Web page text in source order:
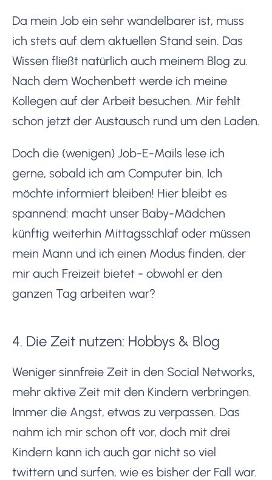
Da mein Job ein sehr wandelbarer ist, muss
ich stets auf dem aktuellen Stand sein. Das
Wissen fließt natürlich auch meinem Blog zu.
Nach dem Wochenbett werde ich meine
Kollegen auf der Arbeit besuchen. Mir fehlt
schon jetzt der Austausch rund um den Laden.
Doch die (wenigen) Job-E-Mails lese ich
gerne, sobald ich am Computer bin. Ich
möchte informiert bleiben! Hier bleibt es
spannend: macht unser Baby-Mädchen
künftig weiterhin Mittagsschlaf oder müssen
mein Mann und ich einen Modus finden, der
mir auch Freizeit bietet - obwohl er den
ganzen Tag arbeiten war?
4. Die Zeit nutzen: Hobbys & Blog
Weniger sinnfreie Zeit in den Social Networks,
mehr aktive Zeit mit den Kindern verbringen.
Immer die Angst, etwas zu verpassen. Das
nahm ich mir schon oft vor, doch mit drei
Kindern kann ich auch gar nicht so viel
twittern und surfen, wie es bisher der Fall war.